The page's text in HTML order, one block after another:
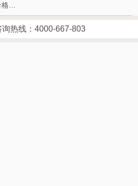
格…
热线：4000-667-803